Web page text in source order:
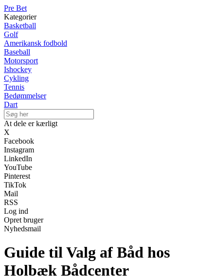
Pre Bet
Kategorier
Basketball
Golf
Amerikansk fodbold
Baseball
Motorsport
Ishockey
Cykling
Tennis
Bedømmelser
Dart
At dele er kærligt
X
Facebook
Instagram
LinkedIn
YouTube
Pinterest
TikTok
Mail
RSS
Log ind
Opret bruger
Nyhedsmail
Guide til Valg af Båd hos
Holbæk Bådcenter